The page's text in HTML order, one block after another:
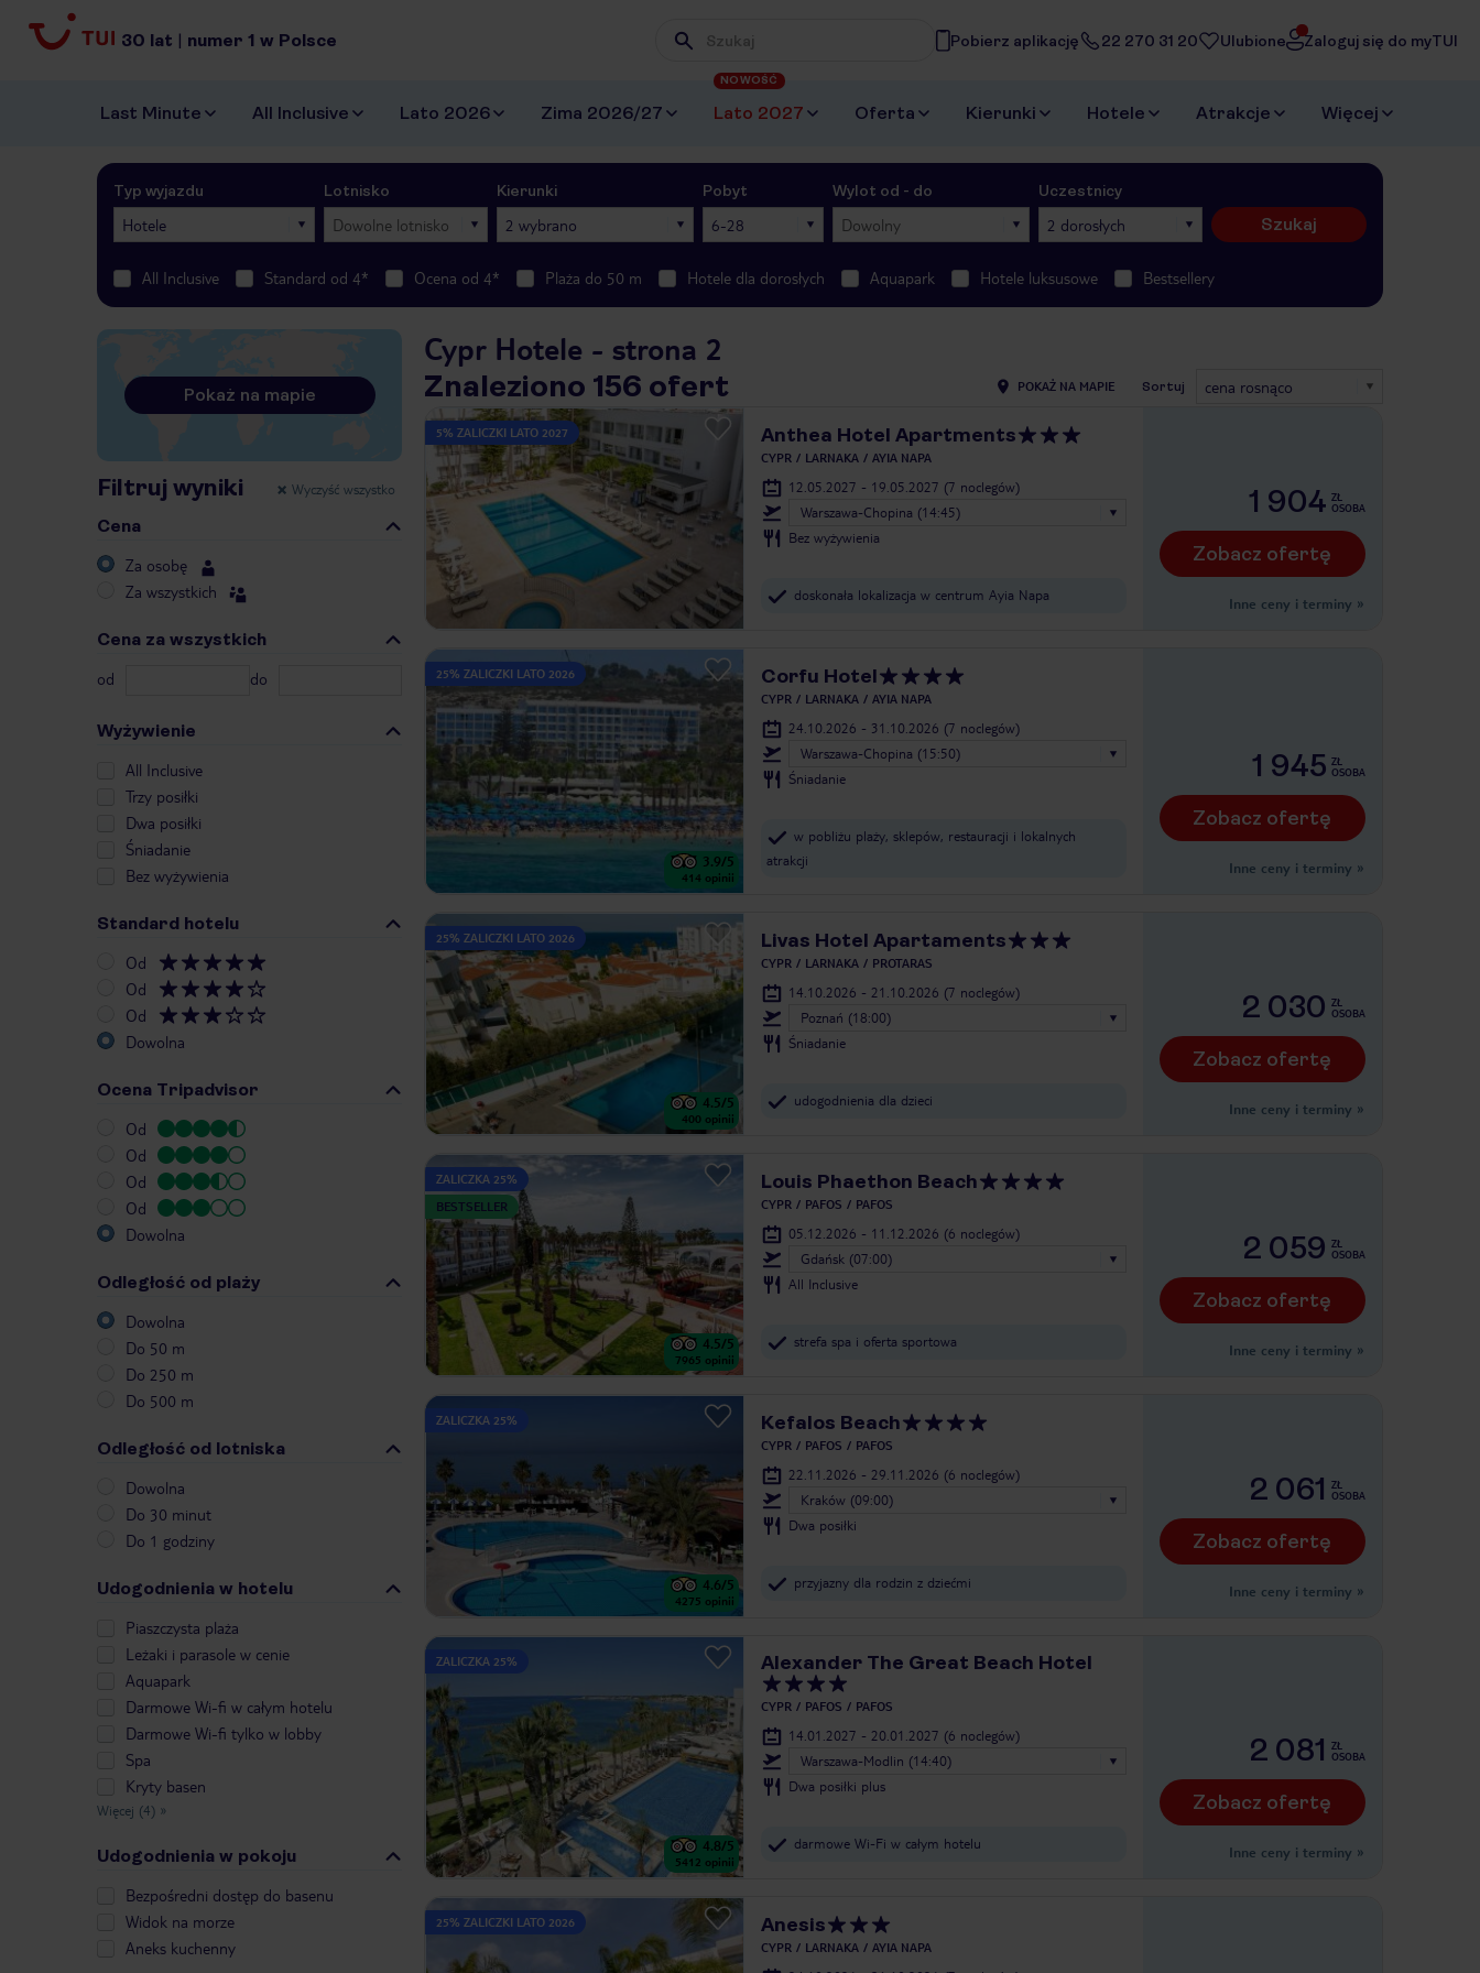
30 lat | numer 1 w Polsce Wpisz frazę, której szukasz
Pobierz aplikację 22 270 31 20 Ulubione Zaloguj się do myTUI
Last Minute All Inclusive Lato 2026 Zima 2026/27 Lato 2027
NOWOŚĆ
Oferta Kierunki Hotele Atrakcje Więcej
Typ wyjazdu
Hotele
Lotnisko
Dowolne lotnisko
Kierunki
2 wybrano
Pobyt
6-28
Wylot od - do
Dowolny
Uczestnicy
2 dorosłych Szukaj
All Inclusive Standard od 4* Ocena od 4* Plaża do 50 m Hotele dla dorosłych Aquapark Hotele luksusowe Bestsellery
Pokaż na mapie
Filtruj wyniki Wyczyść wszystko
Cena
Za osobę
Za wszystkich
Cena za wszystkich
od do
Wyżywienie
All Inclusive
Trzy posiłki
Dwa posiłki
Śniadanie
Bez wyżywienia
Standard hotelu
Od
Od
Od
Dowolna
Ocena Tripadvisor
Od
Od
Od
Od
Dowolna
Odległość od plaży
Dowolna
Do 50 m
Do 250 m
Do 500 m
Odległość od lotniska
Dowolna
Do 30 minut
Do 1 godziny
Udogodnienia w hotelu
Piaszczysta plaża
Leżaki i parasole w cenie
Aquapark
Darmowe Wi-fi w całym hotelu
Darmowe Wi-fi tylko w lobby
Spa
Kryty basen
Więcej (4) »
Udogodnienia w pokoju
Bezpośredni dostęp do basenu
Widok na morze
Aneks kuchenny
Cypr Hotele - strona 2
Znaleziono 156 ofert POKAŻ NA MAPIE Sortuj cena rosnąco
5% ZALICZKI LATO 2027 Anthea Hotel Apartments
CYPR LARNAKA AYIA NAPA
12.05.2027 - 19.05.2027 (7 noclegów)
Warszawa-Chopina (14:45)
Bez wyżywienia
doskonała lokalizacja w centrum Ayia Napa
1 904 ZŁ
OSOBA
Zobacz ofertę
Inne ceny i terminy »
25% ZALICZKI LATO 2026
3.9/5
414 opinii
Corfu Hotel
CYPR LARNAKA AYIA NAPA
24.10.2026 - 31.10.2026 (7 noclegów)
Warszawa-Chopina (15:50)
Śniadanie
w pobliżu plaży, sklepów, restauracji i lokalnych
atrakcji
1 945 ZŁ
OSOBA
Zobacz ofertę
Inne ceny i terminy »
25% ZALICZKI LATO 2026
4.5/5
400 opinii
Livas Hotel Apartaments
CYPR LARNAKA PROTARAS
14.10.2026 - 21.10.2026 (7 noclegów)
Poznań (18:00)
Śniadanie
udogodnienia dla dzieci
2 030 ZŁ
OSOBA
Zobacz ofertę
Inne ceny i terminy »
ZALICZKA 25%
BESTSELLER
4.5/5
7965 opinii
Louis Phaethon Beach
CYPR PAFOS PAFOS
05.12.2026 - 11.12.2026 (6 noclegów)
Gdańsk (07:00)
All Inclusive
strefa spa i oferta sportowa
2 059 ZŁ
OSOBA
Zobacz ofertę
Inne ceny i terminy »
ZALICZKA 25%
4.6/5
4275 opinii
Kefalos Beach
CYPR PAFOS PAFOS
22.11.2026 - 29.11.2026 (6 noclegów)
Kraków (09:00)
Dwa posiłki
przyjazny dla rodzin z dziećmi
2 061
ZŁ
OSOBA
Zobacz ofertę
Inne ceny i terminy »
ZALICZKA 25%
4.8/5
5412 opinii
Alexander The Great Beach Hotel
CYPR PAFOS PAFOS
14.01.2027 - 20.01.2027 (6 noclegów)
Warszawa-Modlin (14:40)
Dwa posiłki plus
darmowe Wi-Fi w całym hotelu
2 081
ZŁ
OSOBA
Zobacz ofertę
Inne ceny i terminy »
25% ZALICZKI LATO 2026 Anesis
CYPR LARNAKA AYIA NAPA